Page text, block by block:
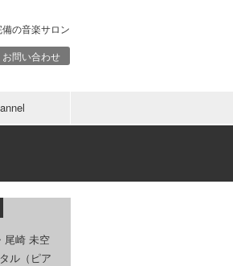
の音楽サロン
お問い合わせ
尾崎 未空
ル（ピア